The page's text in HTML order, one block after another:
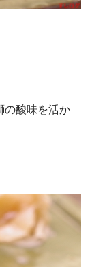
の酸味を活か